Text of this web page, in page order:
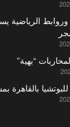
الرياضية
“بهية”
بالقاهرة بمشاركة